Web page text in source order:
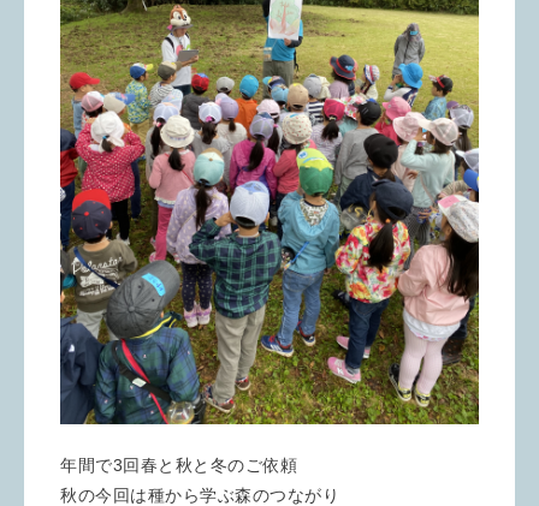
年間で3回春と秋と冬のご依頼
秋の今回は種から学ぶ森のつながり